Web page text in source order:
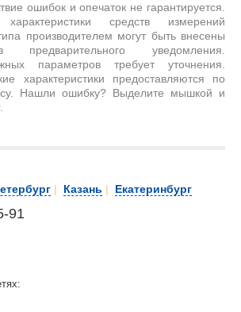
ошибок и опечаток не гарантируется.
средств измерений
производителем могут быть внесены
уведомления.
параметров требует уточнения.
характеристики предоставляются по
Нашли ошибку? Выделите мышкой и
| Казань | Екатеринбург
91